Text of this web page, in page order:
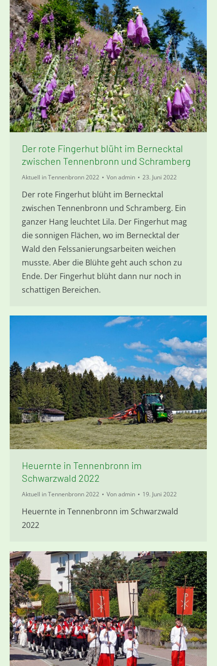
Der rote Fingerhut blüht im Bernecktal
zwischen Tennenbronn und Schramberg
Aktuell in Tennenbronn 2022 Vonadmin 23. Juni 2022
Der rote Fingerhut blüht im Bernecktal
zwischen Tennenbronn und Schramberg. Ein
ganzer Hang leuchtet Lila. Der Fingerhut mag
die sonnigen Flächen, wo im Bernecktal der
Wald den Felssanierungsarbeiten weichen
musste. Aber die Blühte geht auch schon zu
Ende. Der Fingerhut blüht dann nur noch in
schattigen Bereichen.
Heuernte in Tennenbronn im
Schwarzwald 2022
Aktuell in Tennenbronn 2022 Vonadmin 19. Juni 2022
Heuernte in Tennenbronn im Schwarzwald
2022